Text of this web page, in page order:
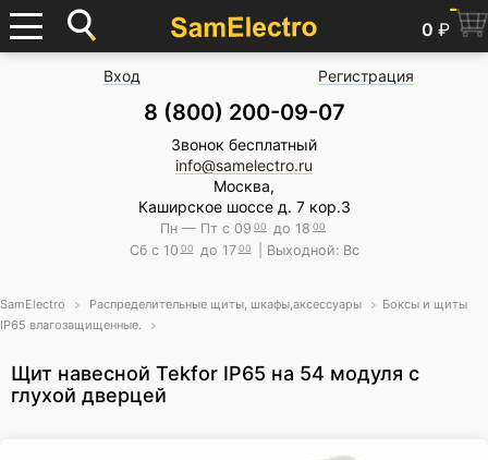
0 ₽
Вход Регистрация
8 (800) 200-09-07
Звонок бесплатный
info@samelectro.ru
Москва,
Каширское шоссе д. 7 кор.3
Пн — Пт с 09 00 до 18 00
Сб с 10 00 до 17 00 | Выходной: Вс
SamElectro Распределительные щиты, шкафы,аксессуары
Боксы и щиты
IP65 влагозащищенные.
Щит навесной Tekfor IP65 на 54 модуля с
глухой дверцей